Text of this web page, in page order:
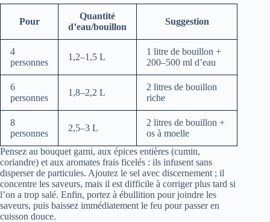
Pour
Quantité
d’eau/bouillon
Suggestion
4
personnes
1,2–1,5 L
1 litre de bouillon +
200–500 ml d’eau
6
personnes
1,8–2,2 L
2 litres de bouillon
riche
8
personnes
2,5–3 L
2 litres de bouillon +
os à moelle
Pensez au bouquet garni, aux épices entières (cumin,
coriandre) et aux aromates frais ficelés : ils infusent sans
disperser de particules. Ajoutez le sel avec discernement ; il
concentre les saveurs, mais il est difficile à corriger plus tard si
l’on a trop salé. Enfin, portez à ébullition pour joindre les
saveurs, puis baissez immédiatement le feu pour passer en
cuisson douce.